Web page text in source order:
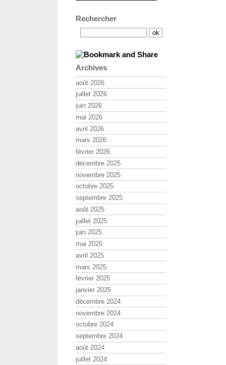
Rechercher
Archives
août 2026
juillet 2026
juin 2026
mai 2026
avril 2026
mars 2026
février 2026
décembre 2025
novembre 2025
octobre 2025
septembre 2025
août 2025
juillet 2025
juin 2025
mai 2025
avril 2025
mars 2025
février 2025
janvier 2025
décembre 2024
novembre 2024
octobre 2024
septembre 2024
août 2024
juillet 2024